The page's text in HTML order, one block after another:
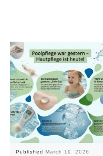
Published March 19, 2026